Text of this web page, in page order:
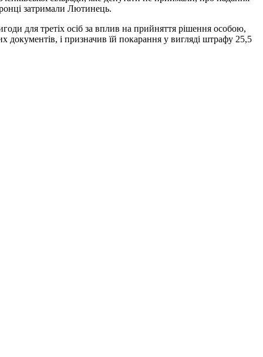
затримали Лютинець.
для третіх осіб за вплив на прийняття рішення особою,
і призначив їй покарання у вигляді штрафу 25,5